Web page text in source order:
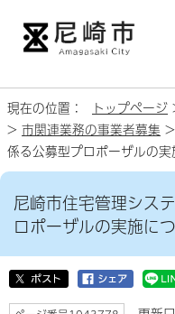
現在の位置： トップページ
> 市関連業務の事業者募集
係る公募型プロポーザルの
尼崎市住宅管理シス
ロポーザルの実施に